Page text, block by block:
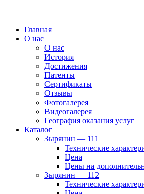
Главная
О нас
О нас
История
Достижения
Патенты
Сертификаты
Отзывы
Фотогалерея
Видеогалерея
География оказания услуг
Каталог
Зырянин — 111
Технические
Цена
Цены на
Зырянин — 112
Технические